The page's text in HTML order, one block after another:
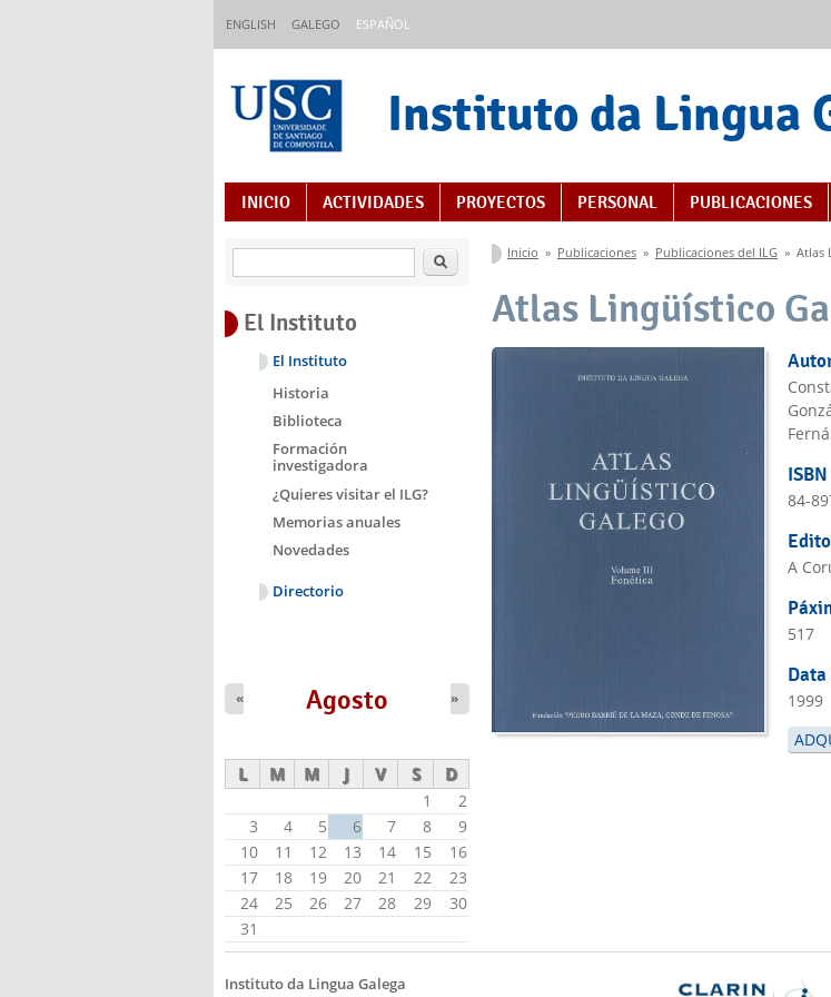
ENGLISH GALEGO ESPAÑOL
Instituto da Lingua
Índice de contenidos
INICIO ACTIVIDADES PROYECTOS PERSONAL PUBLICACIONES
Se encuentra usted aquí
Inicio » Publicaciones » Publicaciones del ILG » Atlas
Atlas Lingüístico
ISBN
84-
A
517
1999
Buscar
El Instituto
El Instituto
Historia
Biblioteca
Formación
investigadora
¿Quieres visitar el ILG?
Memorias anuales
Novedades
Directorio
Agosto
« »
L M M J V S D
1
2
3
4 5 6 7 8
9
10
11 12 13 14 15
16
17
18 19 20 21 22
23
24
25 26 27 28 29
30
31
Instituto da Lingua Galega